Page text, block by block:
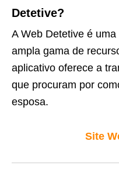
Detetive?
A Web Detetive é
ampla gama de
aplicativo oferece a
que procuram por
esposa.
Site